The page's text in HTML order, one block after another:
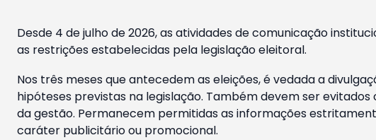
Desde 4 de julho de 2026, as atividades de comunicação
as restrições estabelecidas pela legislação eleitoral.
Nos três meses que antecedem as eleições, é vedada a
hipóteses previstas na legislação. Também devem ser
da gestão. Permanecem permitidas as informações
caráter publicitário ou promocional.